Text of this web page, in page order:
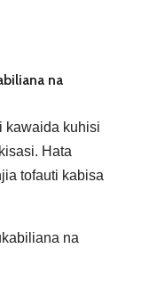
na
kawaida kuhisi
Hata
tofauti kabisa
na